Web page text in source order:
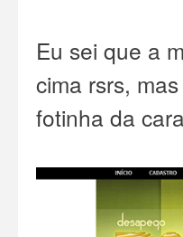
Eu sei que a
cima rsrs,
fotinha da